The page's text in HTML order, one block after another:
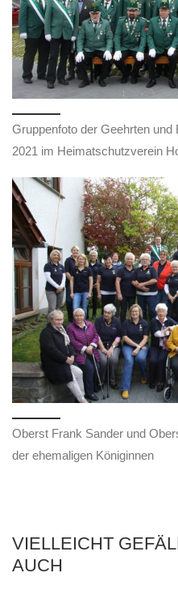
Gruppenfoto der Geehrten
2021 im Heimatschutzverein
Oberst Frank Sander und
der ehemaligen Königinnen
VIELLEICHT
AUCH